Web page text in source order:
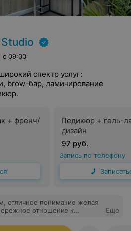
с 09:00
спектр услуг:
brow-бар, ламинирование
+ френч/
Педикюр + гель-
дизайн
97 руб.
Запись по телефону
отличное понимание желая
отношение к
Еще